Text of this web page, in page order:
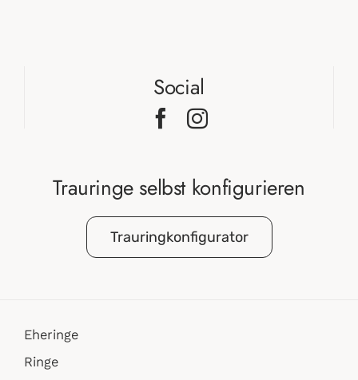
Social
Trauringe selbst konfigurieren
Trauringkonfigurator
Eheringe
Ringe